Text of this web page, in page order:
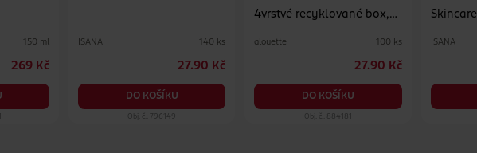
150 ml
269 Kč
ISANA 140 ks
27.90 Kč
DO KOŠÍKU
Obj. č.: 796149
4vrstvé recyklované box,
alouette 100 ks
27.90 Kč
DO KOŠÍKU
Obj. č.: 884181
Skincare
ISANA